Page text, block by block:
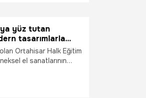
yüz tutan
tasarımlarla
Ortahisar Halk Eğitim
el sanatlarının
atölyede üretilen